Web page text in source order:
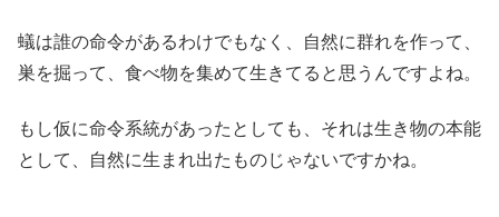
蟻は誰の命令があるわけでもなく、自然に群れを作って、
巣を掘って、食べ物を集めて生きてると思うんですよね。
もし仮に命令系統があったとしても、それは生き物の本能
として、自然に生まれ出たものじゃないですかね。